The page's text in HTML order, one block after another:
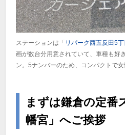
ステーションは「 リパーク西五反田5
画が数台分用意されていて、車種も好
ン。5ナンバーのため、コンパクトで
まずは鎌倉の定番
幡宮」へご挨拶